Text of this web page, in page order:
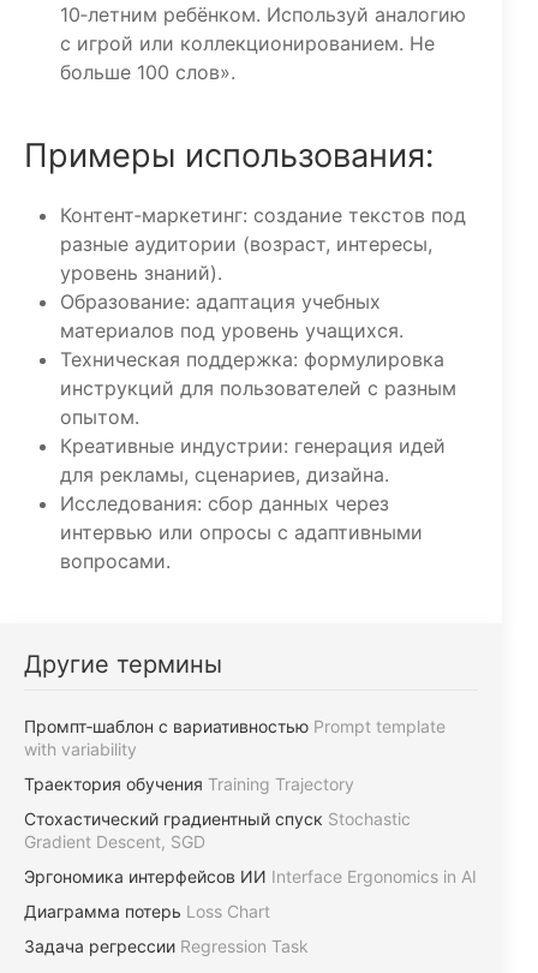
10‑летним ребёнком. Используй аналогию
с игрой или коллекционированием. Не
больше 100 слов».
Примеры использования:
Контент‑маркетинг: создание текстов под
разные аудитории (возраст, интересы,
уровень знаний).
Образование: адаптация учебных
материалов под уровень учащихся.
Техническая поддержка: формулировка
инструкций для пользователей с разным
опытом.
Креативные индустрии: генерация идей
для рекламы, сценариев, дизайна.
Исследования: сбор данных через
интервью или опросы с адаптивными
вопросами.
Другие термины
Промпт‑шаблон с вариативностью Prompt template
with variability
Траектория обучения Training Trajectory
Стохастический градиентный спуск Stochastic
Gradient Descent, SGD
Эргономика интерфейсов ИИ Interface Ergonomics in AI
Диаграмма потерь Loss Chart
Задача регрессии Regression Task